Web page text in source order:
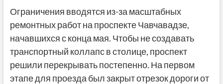
Ограничения вводятся из-за масштабных
ремонтных работ на проспекте Чавчавадзе,
начавшихся с конца мая. Чтобы не создавать
транспортный коллапс в столице, проспект
решили перекрывать постепенно. На первом
этапе для проезда был закрыт отрезок дороги от